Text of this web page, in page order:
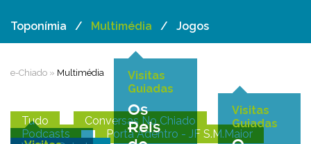
Toponímia Multimédia Jogos
e-Chiado » Multimédia
Tudo
Conversas No Chiado
Podcasts
Porta Adentro - JF S.M.Maior
Visitas
Guiadas
Os
Reis
Visitas
Guiadas